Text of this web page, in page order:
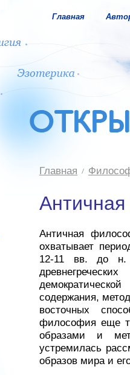
Главная
Главная
Античная
охватывает
12-11 вв. до
содержания,
восточных
философия еще
образами и
устремилась
образов мира и